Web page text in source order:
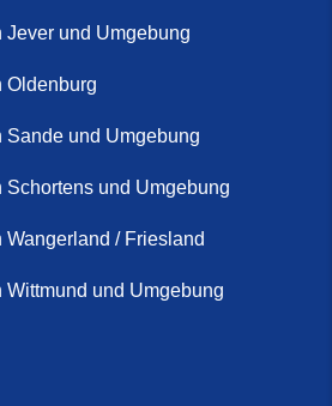
Jever und Umgebung
Oldenburg
Sande und Umgebung
Schortens und Umgebung
Wangerland / Friesland
Wittmund und Umgebung